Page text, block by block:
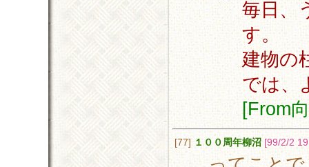
毎日、
す。
建物の
では、
[From
[77] １００周年柳沼 [99/2/2